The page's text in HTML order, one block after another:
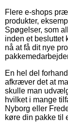
Flere e-shops
produkter,
Spøgelser, som
inden et besluttet
nå at få dit nye
En hel del
afkræver det at
skulle man
hvilket i mange
Nyborg eller
køre din pakke til